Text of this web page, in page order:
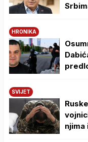
HRONIKA
SVIJET
njima